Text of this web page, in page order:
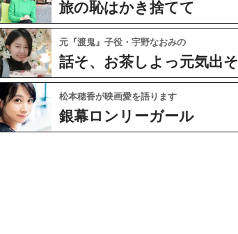
旅の恥はかき捨てて
元『渡鬼』子役・宇野なおみの
話そ、お茶しよっ元気出そ
松本穂香が映画愛を語ります
銀幕ロンリーガール